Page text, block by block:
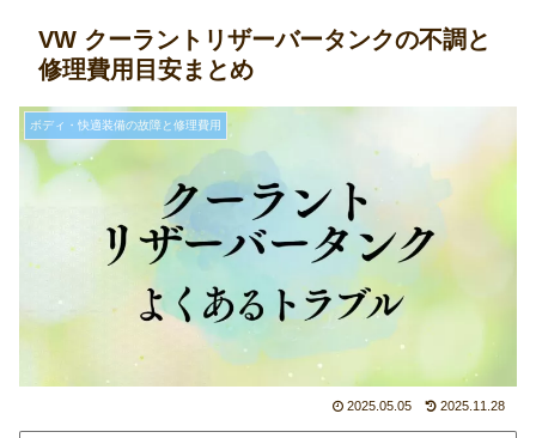
VW クーラントリザーバータンクの不調と
修理費用目安まとめ
ボディ・快適装備の故障と修理費用
2025.05.05 2025.11.28